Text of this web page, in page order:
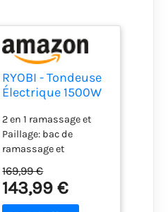
RYOBI - Tondeuse
Électrique 1500W
Largeur Ø36cm,
Bac Semi-Rigide
45L, Réglage
Centralisé,
Brancard
Ajustable, Guidon
2 en 1 ramassage et
Paillage: bac de
ramassage et
basculer en fonction
paillage Poignées
ergonomiques double
169,99 €
143,99 €